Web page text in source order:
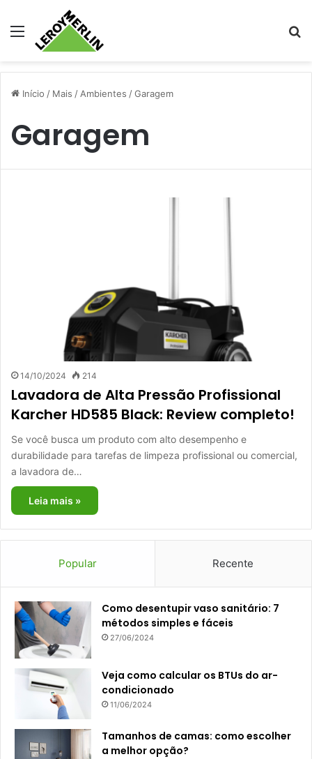
Menu
Início / Mais / Ambientes /Garagem
Garagem
14/10/2024 214
Lavadora de Alta Pressão Profissional
Karcher HD585 Black: Review completo!
Se você busca um produto com alto desempenho e
durabilidade para tarefas de limpeza profissional ou comercial,
a lavadora de…
Leia mais »
Popular Recente
Como desentupir vaso sanitário: 7
métodos simples e fáceis
27/06/2024
Veja como calcular os BTUs do ar-
condicionado
11/06/2024
Tamanhos de camas: como escolher
a melhor opção?